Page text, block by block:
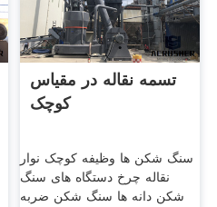
تسمه نقاله در مقیاس
کوچک
سنگ شکن ها وظیفه کوچک نوار
نقاله چرخ دستگاه های سنگ
شکن دانه ها سنگ شکن ضربه